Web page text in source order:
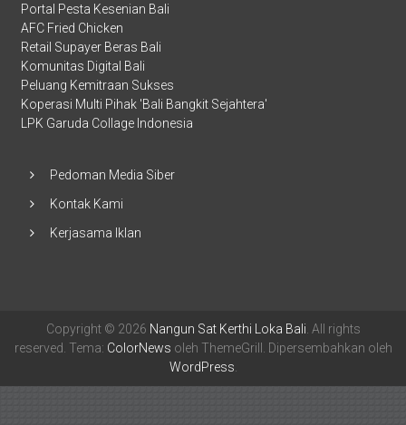
Portal Pesta Kesenian Bali
AFC Fried Chicken
Retail Supayer Beras Bali
Komunitas Digital Bali
Peluang Kemitraan Sukses
Koperasi Multi Pihak 'Bali Bangkit Sejahtera'
LPK Garuda Collage Indonesia
Pedoman Media Siber
Kontak Kami
Kerjasama Iklan
Copyright © 2026 Nangun Sat Kerthi Loka Bali . All rights
reserved. Tema: ColorNews oleh ThemeGrill. Dipersembahkan oleh
WordPress